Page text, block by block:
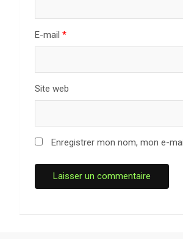
E-mail *
Site web
Enregistrer mon nom, mon e-